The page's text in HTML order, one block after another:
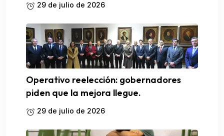
29 de julio de 2026
Operativo reelección: gobernadores
piden que la mejora llegue.
29 de julio de 2026